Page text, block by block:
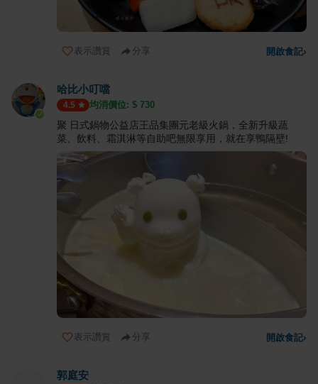
表示讚賞 分享 開啟食記›
哈比小叮噹
4.5 均消價位: $ 730
聚 日式鍋物公益店王品集團元老級火鍋，全新升級蔬
菜、飲料、霜淇淋等自助吧無限享用，就在享鴨隔壁!
表示讚賞 分享 開啟食記›
郭庭安